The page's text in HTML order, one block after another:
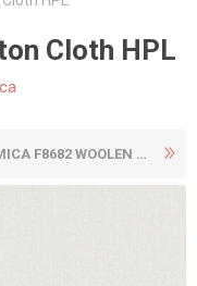
Cloth HPL
F8682 WOOLEN CLOTH ...